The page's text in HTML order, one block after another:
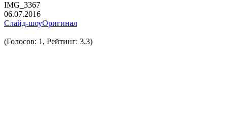
IMG_3367
06.07.2016
Слайд-шоуОригинал
(Голосов: 1, Рейтинг: 3.3)